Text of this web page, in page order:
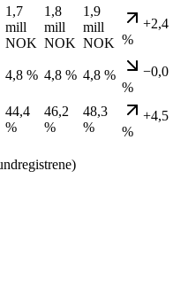
1,7
mill
NOK
1,8
mill
NOK
1,9
mill
NOK
+2,4
%
4,8 % 4,8 % 4,8 %
−0,0
%
44,4
%
46,2
%
48,3
%
+4,5
%